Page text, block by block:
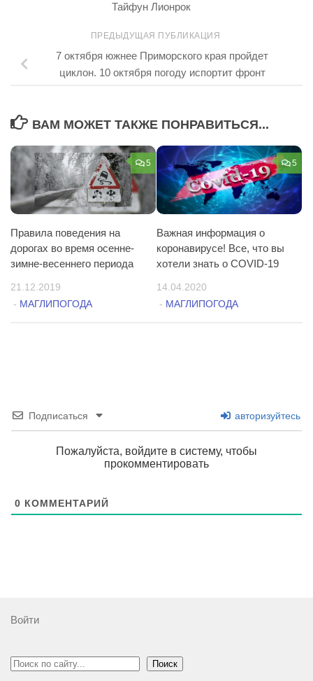
Тайфун Лионрок
ПРЕДЫДУЩАЯ ПУБЛИКАЦИЯ
7 октября южнее Приморского края пройдет
циклон. 10 октября погоду испортит фронт
ВАМ МОЖЕТ ТАКЖЕ ПОНРАВИТЬСЯ...
5
Правила поведения на
дорогах во время осенне-
зимне-весеннего периода
21.12.2019
- МАГЛИПОГОДА
5
Важная информация о
коронавирусе! Все, что вы
хотели знать о COVID-19
14.04.2020
- МАГЛИПОГОДА
Подписаться авторизуйтесь
Пожалуйста, войдите в систему, чтобы
прокомментировать
0 КОММЕНТАРИЙ
Войти
Поиск Поиск